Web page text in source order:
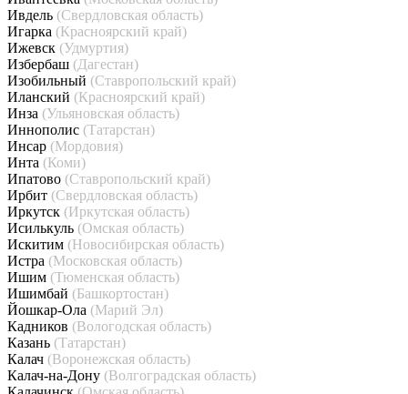
Ивдель (Свердловская область)
Игарка (Красноярский край)
Ижевск (Удмуртия)
Избербаш (Дагестан)
Изобильный (Ставропольский край)
Иланский (Красноярский край)
Инза (Ульяновская область)
Иннополис (Татарстан)
Инсар (Мордовия)
Инта (Коми)
Ипатово (Ставропольский край)
Ирбит (Свердловская область)
Иркутск (Иркутская область)
Исилькуль (Омская область)
Искитим (Новосибирская область)
Истра (Московская область)
Ишим (Тюменская область)
Ишимбай (Башкортостан)
Йошкар-Ола (Марий Эл)
Кадников (Вологодская область)
Казань (Татарстан)
Калач (Воронежская область)
Калач-на-Дону (Волгоградская область)